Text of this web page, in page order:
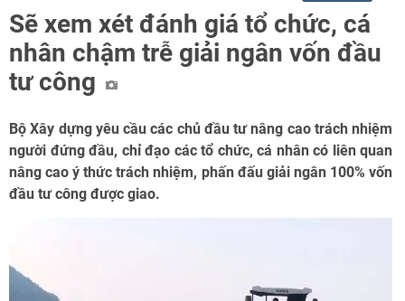
Sẽ xem xét đánh giá tổ chức, cá
nhân chậm trễ giải ngân vốn đầu
tư công
Bộ Xây dựng yêu cầu các chủ đầu tư nâng cao trách nhiệm
người đứng đầu, chỉ đạo các tổ chức, cá nhân có liên quan
nâng cao ý thức trách nhiệm, phấn đấu giải ngân 100% vốn
đầu tư công được giao.